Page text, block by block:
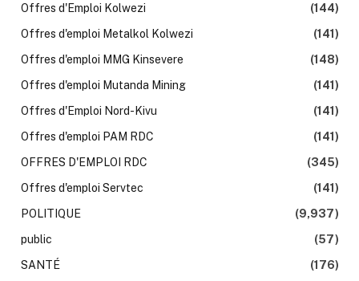
Offres d'Emploi Kolwezi
(144)
Offres d'emploi Metalkol Kolwezi
(141)
Offres d'emploi MMG Kinsevere
(148)
Offres d'emploi Mutanda Mining
(141)
Offres d'Emploi Nord-Kivu
(141)
Offres d'emploi PAM RDC
(141)
OFFRES D'EMPLOI RDC
(345)
Offres d'emploi Servtec
(141)
POLITIQUE
(9,937)
public
(57)
SANTÉ
(176)